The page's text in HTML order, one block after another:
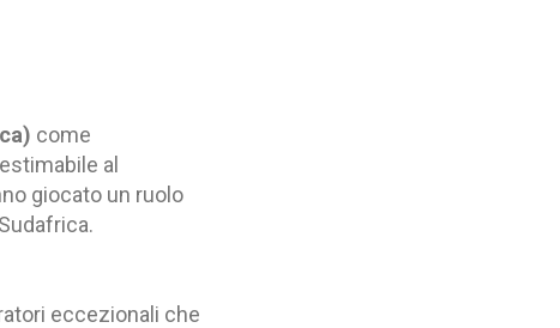
come
al
giocato un ruolo
eccezionali che